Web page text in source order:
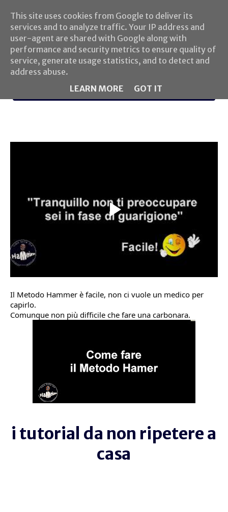
MENU
Il Metodo Hammer è facile, non ci vuole un medico per
capirlo.
Comunque non più difficile che fare una carbonara.
i tutorial da non ripetere a
casa
This site uses cookies from Google to deliver its
services and to analyze traffic. Your IP address and
user-agent are shared with Google along with
performance and security metrics to ensure quality of
service, generate usage statistics, and to detect and
address abuse.
LEARN MORE
GOT IT